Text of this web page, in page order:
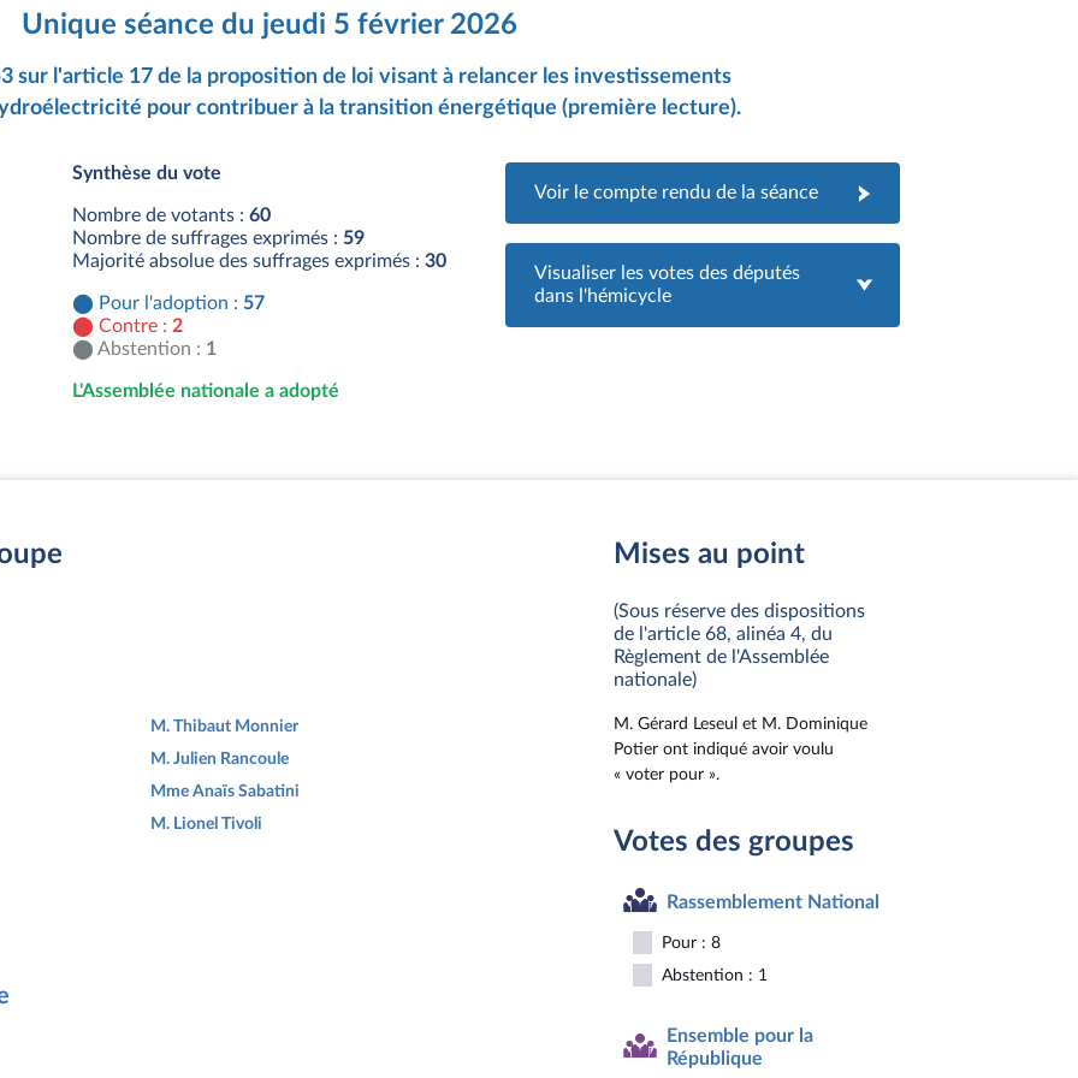
Unique séance du jeudi 5 février 2026
sur l'article 17 de la proposition de loi visant à relancer les investissements
pour contribuer à la transition énergétique (première lecture).
Synthèse du vote
Nombre de votants : 60
Nombre de suffrages exprimés : 59
Majorité absolue des suffrages exprimés : 30
Pour l'adoption : 57
Contre : 2
Abstention : 1
L'Assemblée nationale a adopté
Voir le compte rendu de la séance
Visualiser les votes des députés
dans l'hémicycle
M. Thibaut Monnier
M. Julien Rancoule
Mme Anaïs Sabatini
M. Lionel Tivoli
Mises au point
(Sous réserve des dispositions
de l'article 68, alinéa 4, du
Règlement de l'Assemblée
nationale)
M. Gérard Leseul et M. Dominique
Potier ont indiqué avoir voulu
« voter pour ».
Votes des groupes
Rassemblement National
Pour : 8
Abstention : 1
Ensemble pour la
République